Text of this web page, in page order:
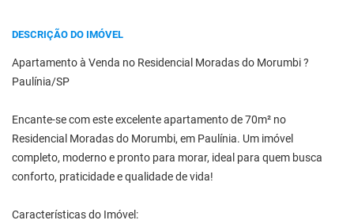
DESCRIÇÃO DO IMÓVEL
Apartamento à Venda no Residencial Moradas do Morumbi ?
Paulínia/SP
Encante-se com este excelente apartamento de 70m² no
Residencial Moradas do Morumbi, em Paulínia. Um imóvel
completo, moderno e pronto para morar, ideal para quem busca
conforto, praticidade e qualidade de vida!
Características do Imóvel: